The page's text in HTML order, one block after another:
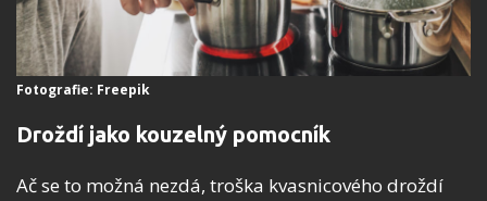
Fotografie: Freepik
Droždí jako kouzelný pomocník
Ač se to možná nezdá, troška kvasnicového droždí